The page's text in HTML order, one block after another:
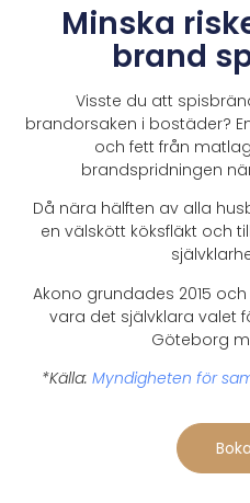
Minska
brand
Visste du att
brandorsaken i bostäder?
och fett från
brandspridningen
Då nära hälften av alla
en välskött köksfläkt och
Akono grundades 2015
vara det självklara valet
Göteborg
*Källa: Myndigheten för